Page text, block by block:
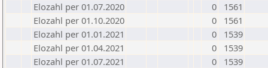
Elozahl per 01.07.2020
0
1561
Elozahl per 01.10.2020
0
1561
Elozahl per 01.01.2021
0
1539
Elozahl per 01.04.2021
0
1539
Elozahl per 01.07.2021
0
1539